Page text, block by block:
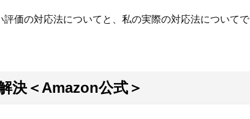
価の対応法についてと、私の実際の対応法についてで
決＜Amazon公式＞